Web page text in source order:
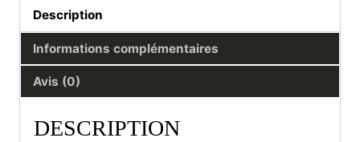
Description
Informations complémentaires
Avis (0)
DESCRIPTION